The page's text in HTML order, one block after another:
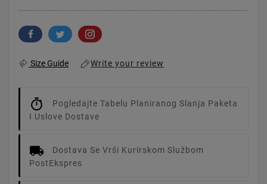
Size Guide Write your review
Pogledajte Tabelu Planiranog Slanja Paketa
I Uslove Dostave
Dostava Se Vrši Kurirskom Službom
PostEkspres